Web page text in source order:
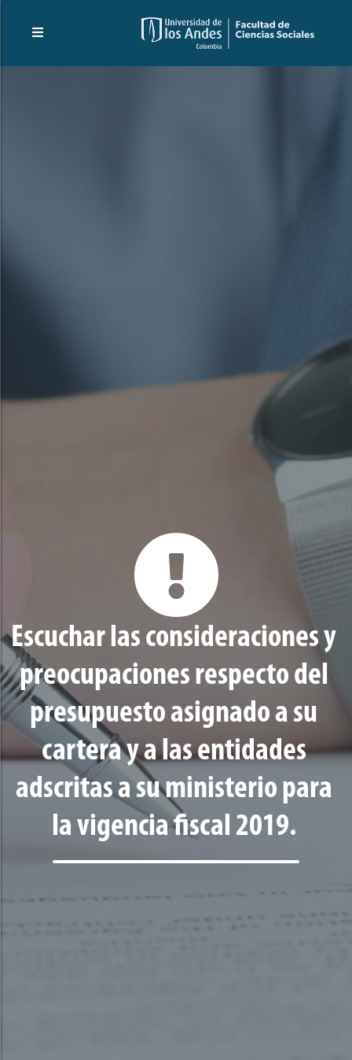
Escuchar las consideraciones y
preocupaciones respecto del
presupuesto asignado a su
cartera y a las entidades
adscritas a su ministerio para
la vigencia fiscal 2019.